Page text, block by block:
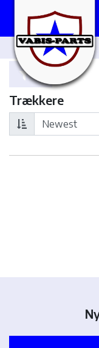
Trækkere